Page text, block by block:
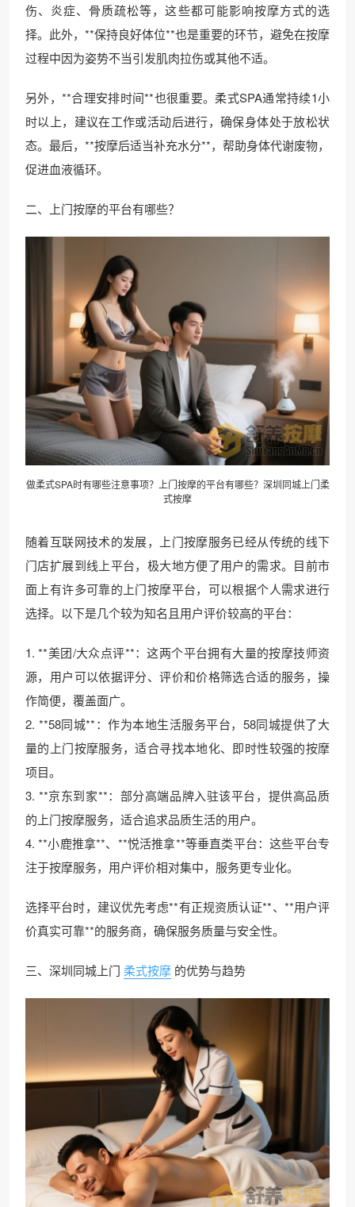
伤、炎症、骨质疏松等，这些都可能影响按摩方式的选
择。此外，**保持良好体位**也是重要的环节，避免在按摩
过程中因为姿势不当引发肌肉拉伤或其他不适。
另外，**合理安排时间**也很重要。柔式SPA通常持续1小
时以上，建议在工作或活动后进行，确保身体处于放松状
态。最后，**按摩后适当补充水分**，帮助身体代谢废物，
促进血液循环。
二、上门按摩的平台有哪些？
做柔式SPA时有哪些注意事项？上门按摩的平台有哪些？深圳同城上门柔
式按摩
随着互联网技术的发展，上门按摩服务已经从传统的线下
门店扩展到线上平台，极大地方便了用户的需求。目前市
面上有许多可靠的上门按摩平台，可以根据个人需求进行
选择。以下是几个较为知名且用户评价较高的平台：
1. **美团/大众点评**：这两个平台拥有大量的按摩技师资
源，用户可以依据评分、评价和价格筛选合适的服务，操
作简便，覆盖面广。
2. **58同城**：作为本地生活服务平台，58同城提供了大
量的上门按摩服务，适合寻找本地化、即时性较强的按摩
项目。
3. **京东到家**：部分高端品牌入驻该平台，提供高品质
的上门按摩服务，适合追求品质生活的用户。
4. **小鹿推拿**、**悦活推拿**等垂直类平台：这些平台专
注于按摩服务，用户评价相对集中，服务更专业化。
选择平台时，建议优先考虑**有正规资质认证**、**用户评
价真实可靠**的服务商，确保服务质量与安全性。
三、深圳同城上门 柔式按摩 的优势与趋势